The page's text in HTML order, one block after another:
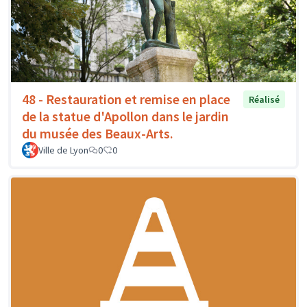
48 - Restauration et remise en place
de la statue d'Apollon dans le jardin
du musée des Beaux-Arts.
Réalisé
Ville de Lyon 0 0